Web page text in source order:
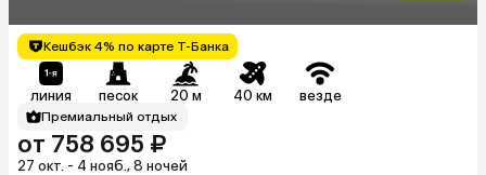
Кешбэк 4% по карте Т-Банка
линия песок 20 м 40 км везде
Премиальный отдых
от 758 695 ₽
27 окт. - 4 нояб., 8 ночей